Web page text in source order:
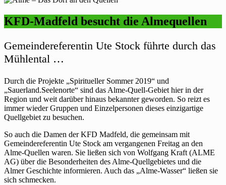
KFD-Madfeld besucht die Almequellen
Gemeindereferentin Ute Stock führte durch das
Mühlental …
Durch die Projekte „Spiritueller Sommer 2019“ und
„Sauerland.Seelenorte“ sind das Alme-Quell-Gebiet hier in der
Region und weit darüber hinaus bekannter geworden. So reizt es
immer wieder Gruppen und Einzelpersonen dieses einzigartige
Quellgebiet zu besuchen.
So auch die Damen der KFD Madfeld, die gemeinsam mit
Gemeindereferentin Ute Stock am vergangenen Freitag an den
Alme-Quellen waren. Sie ließen sich von Wolfgang Kraft (ALME
AG) über die Besonderheiten des Alme-Quellgebietes und die
Almer Geschichte informieren. Auch das „Alme-Wasser“ ließen sie
sich schmecken.